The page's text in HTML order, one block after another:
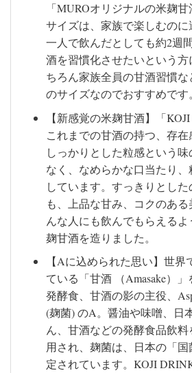
「MUROオリジナルの米麹
サイズは、家族で楽しむのに
一人で飲んだとしても約2週
酒を習慣化させたいという方
ちろん家族全員の甘酒習慣な
のサイズなのでおすすめです。
【新感覚の米麹甘酒】「
これまでの甘酒の持つ、存在
しっかりとした粒感という
なく、なめらかな口当たり、
しています。すっきりとし
も、上品な甘み、コクのあ
んな人にも飲んでもらえる
麹甘酒を造りました。
【Aに込められた思い】世
ている「甘酒 （Amasake）」
発酵食、甘酒の影の主役、
(麹菌) のA。醤油や味噌、日
ん、甘酒などの発酵食品飲
用され、麹菌は、日本の「
定されています。KOJI